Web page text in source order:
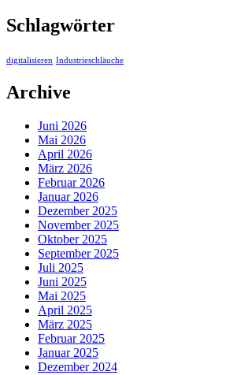
Schlagwörter
digitalisieren Industrieschläuche
Archive
Juni 2026
Mai 2026
April 2026
März 2026
Februar 2026
Januar 2026
Dezember 2025
November 2025
Oktober 2025
September 2025
Juli 2025
Juni 2025
Mai 2025
April 2025
März 2025
Februar 2025
Januar 2025
Dezember 2024